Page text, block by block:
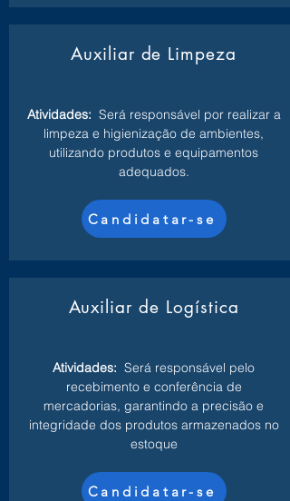
Auxiliar de Limpeza
Atividades: Será responsável por realizar a
limpeza e higienização de ambientes,
utilizando produtos e equipamentos
adequados.
Candidatar-se
Auxiliar de Logística
Atividades: Será responsável pelo
recebimento e conferência de
mercadorias, garantindo a precisão e
integridade dos produtos armazenados no
estoque
Candidatar-se